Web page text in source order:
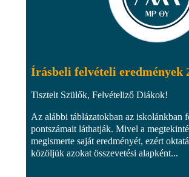
Írásbeli felvételi eredmények
Tisztelt Szülők, Felvételiző Diákok!
Az alábbi táblázatokban az iskolánkban
pontszámait láthatják. Mivel a
megismerte saját eredményét, ezért
közöljük azokat összevetési alapként...